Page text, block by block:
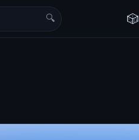
🔍 🎲